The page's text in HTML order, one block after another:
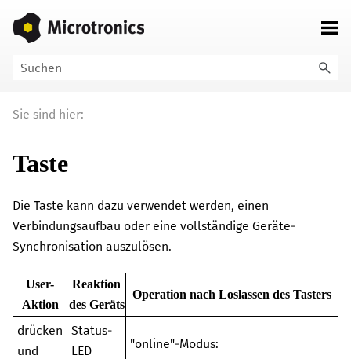
Zu Hauptinhalt springen
Sie sind hier:
Taste
Die Taste kann dazu verwendet werden, einen
Verbindungsaufbau oder eine vollständige Geräte-
Synchronisation auszulösen.
User-
Aktion
Reaktion
des Geräts
Operation nach Loslassen des Tasters
drücken
und
Status-
LED
"online"-Modus: